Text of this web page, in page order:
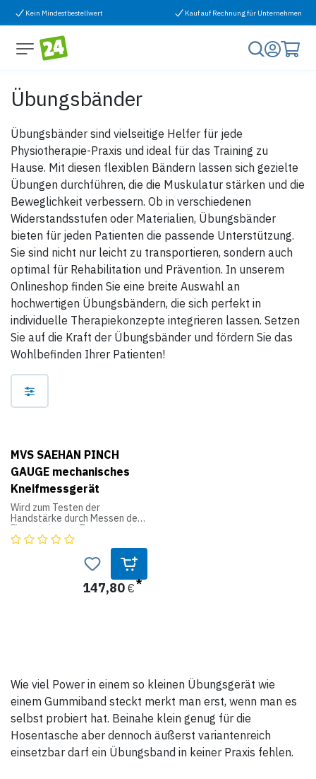
Zum Inhalt springen
Kein Mindestbestellwert Kauf auf Rechnung für Unternehmen
Übungsbänder
Übungsbänder sind vielseitige Helfer für jede
Physiotherapie-Praxis und ideal für das Training zu
Hause. Mit diesen flexiblen Bändern lassen sich gezielte
Übungen durchführen, die die Muskulatur stärken und die
Beweglichkeit verbessern. Ob in verschiedenen
Widerstandsstufen oder Materialien, Übungsbänder
bieten für jeden Patienten die passende Unterstützung.
Sie sind nicht nur leicht zu transportieren, sondern auch
optimal für Rehabilitation und Prävention. In unserem
Onlineshop finden Sie eine breite Auswahl an
hochwertigen Übungsbändern, die sich perfekt in
individuelle Therapiekonzepte integrieren lassen. Setzen
Sie auf die Kraft der Übungsbänder und fördern Sie das
Wohlbefinden Ihrer Patienten!
MVS SAEHAN PINCH
GAUGE mechanisches
Kneifmessgerät
Wird zum Testen der
Handstärke durch Messen der
Fingerspitzen-, Tasten- und
Handflächen-Kneifkraft
verwendet. Aus langlebigem,
lackiertem Edelstahl. Die
mechanischen Eigenschaften
verschlechtern sich mit der
Zeit nicht. Kann als147,80€
Wie viel Power in einem so kleinen Übungsgerät wie
einem Gummiband steckt merkt man erst, wenn man es
selbst probiert hat. Beinahe klein genug für die
Hosentasche aber dennoch äußerst variantenreich
einsetzbar darf ein Übungsband in keiner Praxis fehlen.